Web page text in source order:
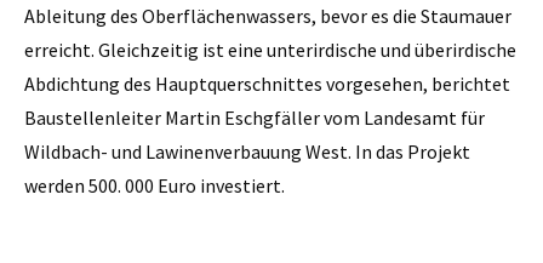
Ableitung des Oberflächenwassers, bevor es die Staumauer
erreicht. Gleichzeitig ist eine unterirdische und überirdische
Abdichtung des Hauptquerschnittes vorgesehen, berichtet
Baustellenleiter Martin Eschgfäller vom Landesamt für
Wildbach- und Lawinenverbauung West. In das Projekt
werden 500. 000 Euro investiert.